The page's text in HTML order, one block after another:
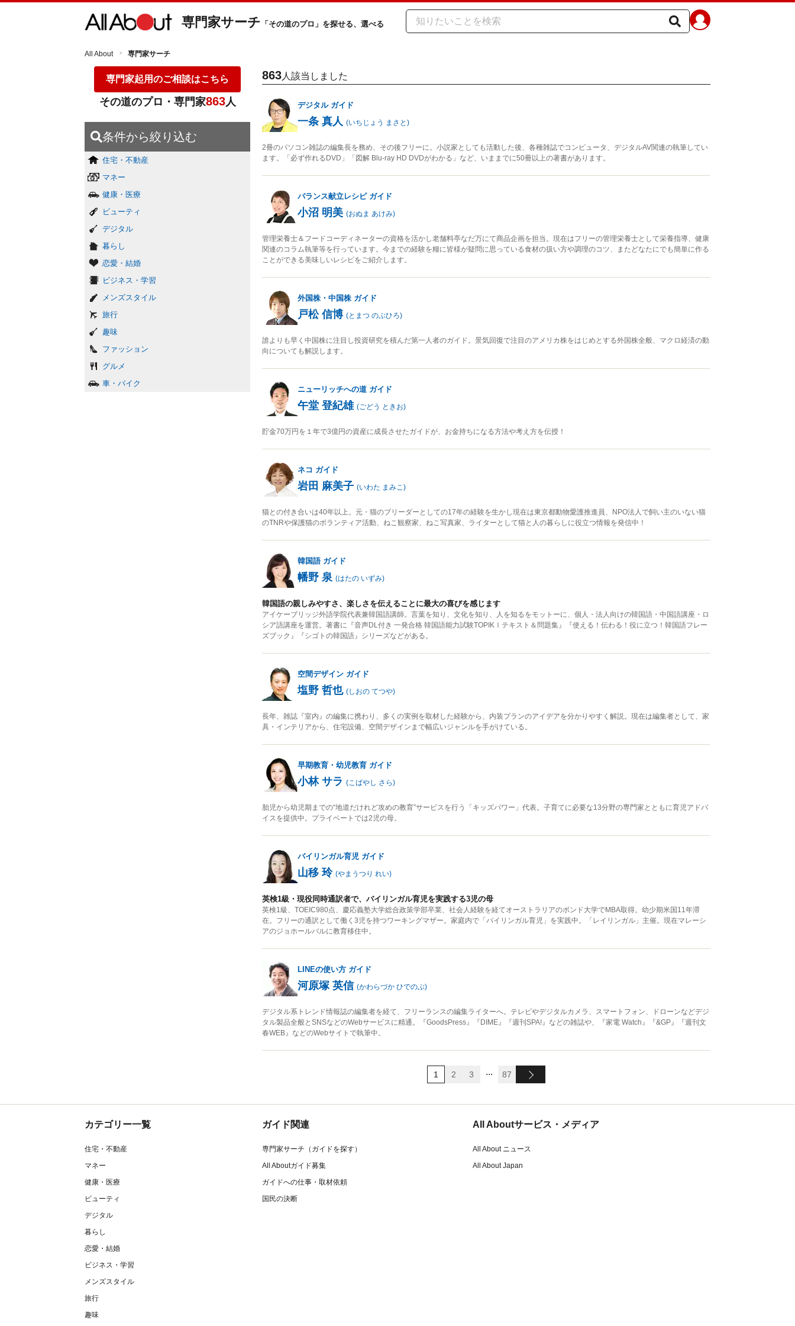
専門家サーチ 「その道のプロ」を探せる、選べる
All About 専門家サーチ
専門家起用のご相談はこちら
その道のプロ・専門家863人
条件から絞り込む
住宅・不動産
マネー
健康・医療
ビューティ
デジタル
暮らし
恋愛・結婚
ビジネス・学習
メンズスタイル
旅行
趣味
ファッション
グルメ
車・バイク
863人該当しました
デジタルガイド
一条 真人 (いちじょう まさと)
2冊のパソコン雑誌の編集長を務め、その後フリーに。小説家としても活動した後、各種雑誌でコンピュータ、デジタルAV関連の執筆してい
ます。「必ず作れるDVD」「図解 Blu-ray HD DVDがわかる」など、いままでに50冊以上の著書があります。
バランス献立レシピガイド
小沼 明美 (おぬま あけみ)
管理栄養士＆フードコーディネーターの資格を活かし老舗料亭なだ万にて商品企画を担当。現在はフリーの管理栄養士として栄養指導、健康
関連のコラム執筆等を行っています。今までの経験を糧に皆様が疑問に思っている食材の扱い方や調理のコツ、またどなたにでも簡単に作る
ことができる美味しいレシピをご紹介します。
外国株・中国株 ガイド
戸松 信博 (とまつ のぶひろ)
誰よりも早く中国株に注目し投資研究を積んだ第一人者のガイド。景気回復で注目のアメリカ株をはじめとする外国株全般、マクロ経済の動
向についても解説します。
ニューリッチへの道 ガイド
午堂 登紀雄 (ごどう ときお)
貯金70万円を１年で3億円の資産に成長させたガイドが、お金持ちになる方法や考え方を伝授！
ネコ ガイド
岩田 麻美子 (いわた まみこ )
猫との付き合いは40年以上。元・猫のブリーダーとしての17年の経験を生かし現在は東京都動物愛護推進員、NPO法人で飼い主のいない猫
のTNRや保護猫のボランティア活動、ねこ観察家、ねこ写真家、ライターとして猫と人の暮らしに役立つ情報を発信中！
韓国語ガイド
幡野 泉 (はたの いずみ)
韓国語の親しみやすさ、楽しさを伝えることに最大の喜びを感じます
アイケーブリッジ外語学院代表兼韓国語講師。言葉を知り、文化を知り、人を知るをモットーに、個人・法人向けの韓国語・中国語講座・ロ
シア語講座を運営。著書に『音声DL付き 一発合格 韓国語能力試験TOPIKⅠテキスト＆問題集』『使える！伝わる！役に立つ！韓国語フレー
ズブック』『シゴトの韓国語』シリーズなどがある。
空間デザイン ガイド
塩野 哲也 (しおの てつや)
長年、雑誌『室内』の編集に携わり、多くの実例を取材した経験から、内装プランのアイデアを分かりやすく解説。現在は編集者として、家
具・インテリアから、住宅設備、空間デザインまで幅広いジャンルを手がけている。
早期教育・幼児教育 ガイド
小林 サラ ( こばやし さら)
胎児から幼児期までの“地道だけれど攻めの教育”サービスを行う「キッズパワー」代表。子育てに必要な13分野の専門家とともに育児アドバ
イスを提供中。プライベートでは2児の母。
バイリンガル育児 ガイド
山移 玲 (やまうつり れい)
英検1級・現役同時通訳者で、バイリンガル育児を実践する3児の母
英検1級、TOEIC980点、慶応義塾大学総合政策学部卒業、社会人経験を経てオーストラリアのボンド大学でMBA取得。幼少期米国11年滞
在。フリーの通訳として働く3児を持つワーキングマザー。家庭内で「バイリンガル育児」を実践中。「レイリンガル」主催。現在マレーシ
アのジョホールバルに教育移住中。
LINEの使い方 ガイド
河原塚 英信 (かわらづか ひでのぶ)
デジタル系トレンド情報誌の編集者を経て、フリーランスの編集ライターへ。テレビやデジタルカメラ、スマートフォン、ドローンなどデジ
タル製品全般とSNSなどのWebサービスに精通。『GoodsPress』『DIME』『週刊SPA!』などの雑誌や、『家電 Watch』『&GP』『週刊文
春WEB』などのWebサイトで執筆中。
1 2 3 ... 87
カテゴリー一覧
住宅・不動産
マネー
健康・医療
ビューティ
デジタル
暮らし
恋愛・結婚
ビジネス・学習
メンズスタイル
旅行
趣味
ガイド関連
専門家サーチ（ガイドを探す）
All Aboutガイド募集
ガイドへの仕事・取材依頼
国民の決断
All Aboutサービス・メディア
All About ニュース
All About Japan